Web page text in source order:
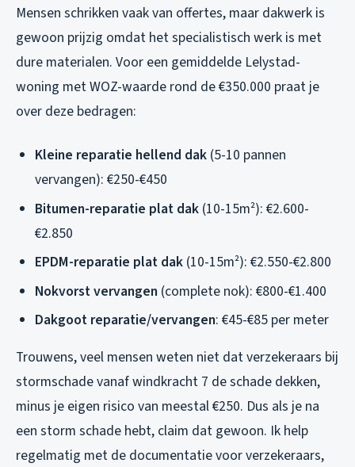
Mensen schrikken vaak van offertes, maar dakwerk is
gewoon prijzig omdat het specialistisch werk is met
dure materialen. Voor een gemiddelde Lelystad-
woning met WOZ-waarde rond de €350.000 praat je
over deze bedragen:
Kleine reparatie hellend dak (5-10 pannen
vervangen): €250-€450
Bitumen-reparatie plat dak (10-15m²): €2.600-
€2.850
EPDM-reparatie plat dak (10-15m²): €2.550-€2.800
Nokvorst vervangen (complete nok): €800-€1.400
Dakgoot reparatie/vervangen: €45-€85 per meter
Trouwens, veel mensen weten niet dat verzekeraars bij
stormschade vanaf windkracht 7 de schade dekken,
minus je eigen risico van meestal €250. Dus als je na
een storm schade hebt, claim dat gewoon. Ik help
regelmatig met de documentatie voor verzekeraars,